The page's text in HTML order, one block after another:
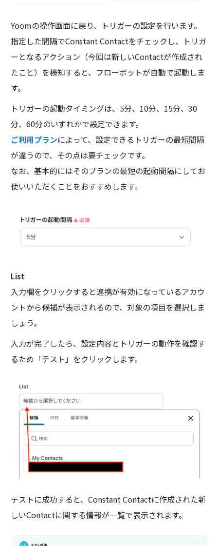
Yoomの操作画面に戻り、トリガーの設定を行います。
指定した間隔でConstant Contactをチェックし、トリガ
ーとなるアクション（今回は新しいContactが作成され
たこと）を検知すると、フローボットが自動で起動しま
す。
トリガーの起動タイミングは、5分、10分、15分、30
分、60分のいずれかで設定できます。
ご利用プランによって、設定できるトリガーの最短間隔
が違うので、その点は要チェックです。
なお、基本的にはそのプランの最短の起動間隔にしてお
使いいただくことをおすすめします。
List
入力欄をクリックすると連携が有効になっているアカウ
ントから候補が表示されるので、対象の項目を選択しま
しょう。
入力が完了したら、設定内容とトリガーの動作を確認す
るため「テスト」をクリックします。
テストに成功すると、Constant Contactに作成された新
しいContactに関する情報が一覧で表示されます。